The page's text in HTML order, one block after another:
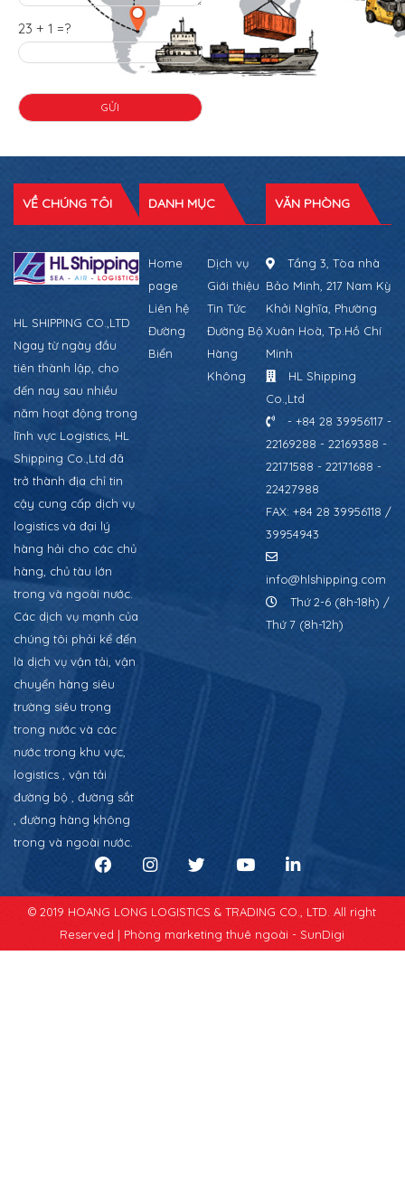
23 + 1 =?
VỀ CHÚNG TÔI
HL SHIPPING CO.,LTD
Ngay từ ngày đầu
tiên thành lập, cho
đến nay sau nhiều
năm hoạt động trong
lĩnh vực Logistics, HL
Shipping Co.,Ltd đã
trở thành địa chỉ tin
cậy cung cấp dịch vụ
logistics và đại lý
hàng hải cho các chủ
hàng, chủ tàu lớn
trong và ngoài nước.
Các dịch vụ mạnh của
chúng tôi phải kể đến
là dịch vụ vận tải, vận
chuyển hàng siêu
trường siêu trọng
trong nước và các
nước trong khu vực,
logistics , vận tải
đường bộ , đường sắt
, đường hàng không
trong và ngoài nước.
DANH MỤC
Home
page
Dịch vụ
Giới thiệu
Liên hệ
Tin Tức
Đường
Biển
Đường Bộ
Hàng
Không
VĂN PHÒNG
Tầng 3, Tòa nhà
Bảo Minh, 217 Nam Kỳ
Khởi Nghĩa, Phường
Xuân Hoà, Tp.Hồ Chí
Minh
HL Shipping
Co.,Ltd
- +84 28 39956117 -
22169288 - 22169388 -
22171588 - 22171688 -
22427988
FAX: +84 28 39956118 /
39954943
info@hlshipping.com
Thứ 2-6 (8h-18h) /
Thứ 7 (8h-12h)
© 2019 HOANG LONG LOGISTICS & TRADING CO., LTD. All right
Reserved | Phòng marketing thuê ngoài - SunDigi